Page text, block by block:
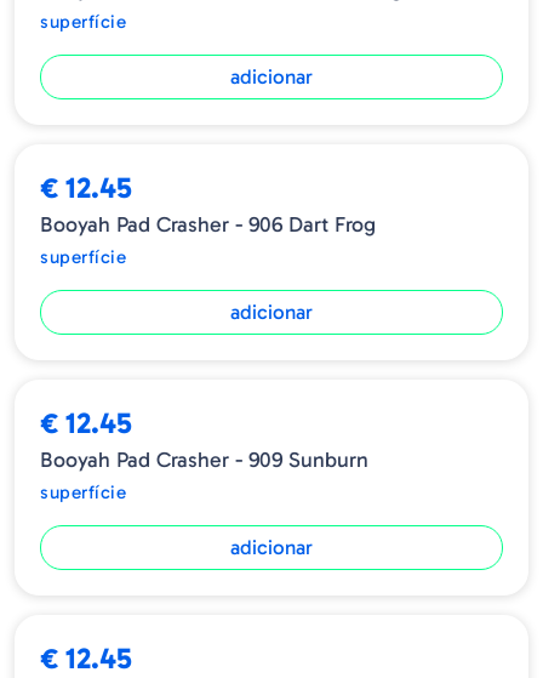
superfície
adicionar
€ 12.45
Booyah Pad Crasher - 906 Dart Frog
superfície
adicionar
€ 12.45
Booyah Pad Crasher - 909 Sunburn
superfície
adicionar
€ 12.45